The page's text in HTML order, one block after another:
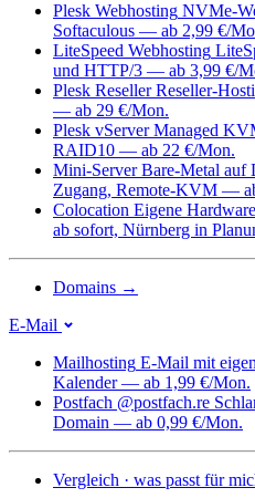
Plesk Webhosting NVMe-
Softaculous — ab 2,99 €/
LiteSpeed Webhosting
und HTTP/3 — ab 3,99 €/
Plesk Reseller Reseller-
— ab 29 €/Mon.
Plesk vServer Managed
RAID10 — ab 22 €/Mon.
Mini-Server Bare-Metal auf
Zugang, Remote-KVM —
Colocation Eigene
ab sofort, Nürnberg in
Domains →
E-Mail
Mailhosting E-Mail mit
Kalender — ab 1,99 €/Mon.
Postfach @postfach.re
Domain — ab 0,99 €/Mon.
Vergleich · was passt für